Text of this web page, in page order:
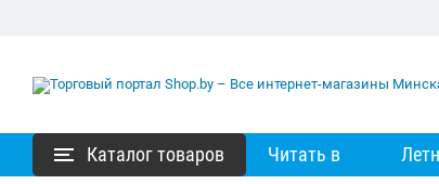
Каталог товаров Читать в